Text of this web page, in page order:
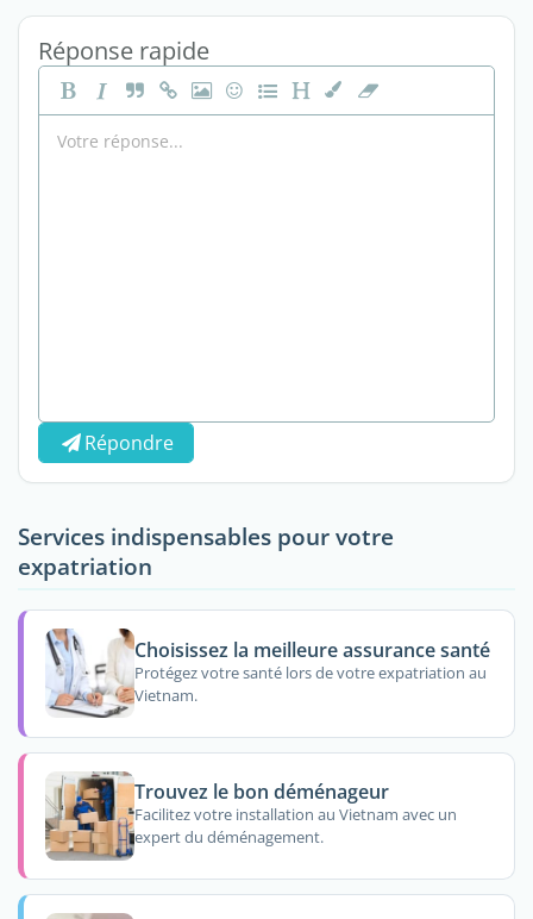
Réponse rapide
Répondre
Services indispensables pour votre
expatriation
Choisissez la meilleure assurance santé
Protégez votre santé lors de votre expatriation au
Vietnam.
Trouvez le bon déménageur
Facilitez votre installation au Vietnam avec un
expert du déménagement.